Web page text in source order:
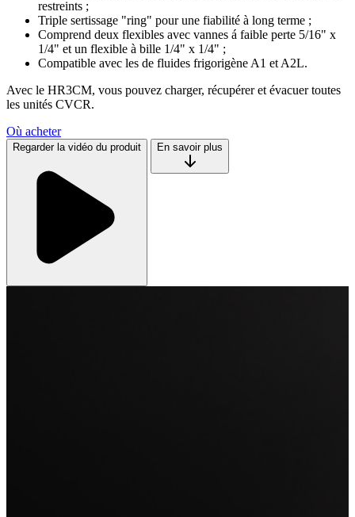
restreints ;
Triple sertissage "ring" pour une fiabilité à long terme ;
Comprend deux flexibles avec vannes á faible perte 5/16" x
1/4" et un flexible à bille 1/4" x 1/4" ;
Compatible avec les de fluides frigorigène A1 et A2L.
Avec le HR3CM, vous pouvez charger, récupérer et évacuer toutes
les unités CVCR.
Où acheter
Regarder la vidéo du produit En savoir plus